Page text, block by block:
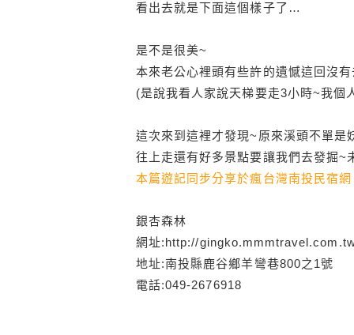
看出去就是下面這個樣子了…
是不是很美~
本來老公心裡頭有些許的遺憾這回沒
(是說我看人家說天梯要走3小時~我個
這次來到這裡才發現~原來溪頭不單是
往上走還有好多景點要讓我們去發掘
本篇遊記同步分享於瘋台灣南投民宿網
銀杏森林
網址:http://
地址:南投縣鹿谷鄉羊彎巷800之1號
電話:049-2676918